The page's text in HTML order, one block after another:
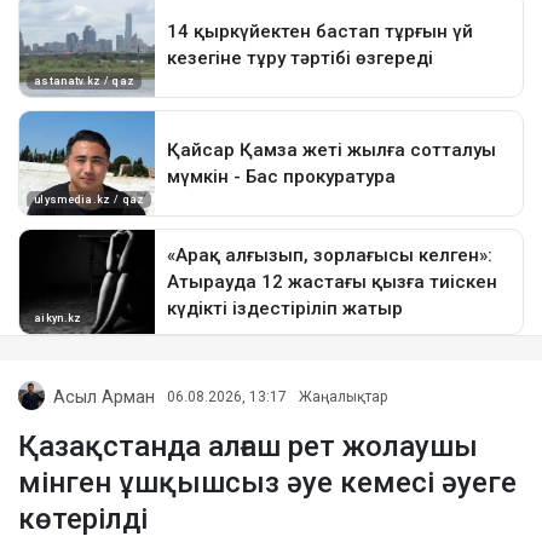
Асыл Арман 06.08.2026, 13:17 Жаңалықтар
Қазақстанда алғаш рет жолаушы
мінген ұшқышсыз әуе кемесі әуеге
көтерілді